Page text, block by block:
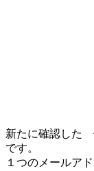
新たに確認した
です。
１つのメールア